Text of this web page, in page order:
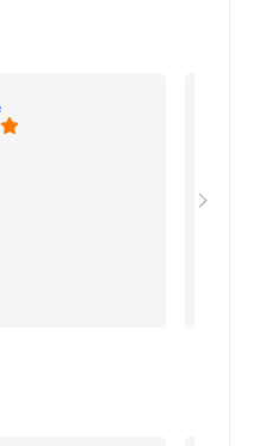
vera